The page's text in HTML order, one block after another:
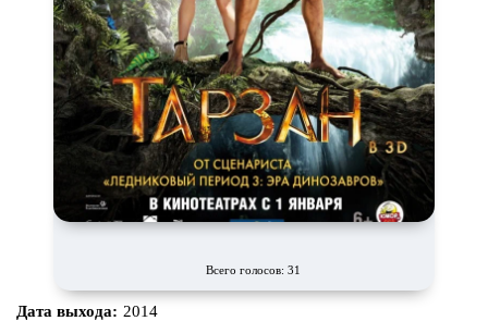
Всего голосов: 31
Дата выхода: 2014